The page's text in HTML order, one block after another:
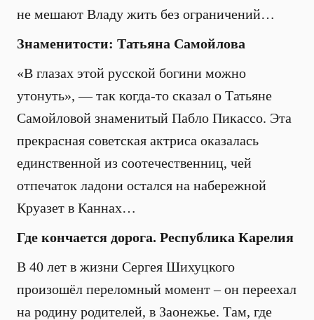
не мешают Владу жить без ограничений…
Знаменитости: Татьяна Самойлова
«В глазах этой русской богини можно
утонуть», — так когда-то сказал о Татьяне
Самойловой знаменитый Пабло Пикассо. Эта
прекрасная советская актриса оказалась
единственной из соотечественниц, чей
отпечаток ладони остался на набережной
Круазет в Каннах…
Где кончается дорога. Республика Карелия
В 40 лет в жизни Сергея Шихуцкого
произошёл переломный момент – он переехал
на родину родителей, в Заонежье. Там, где